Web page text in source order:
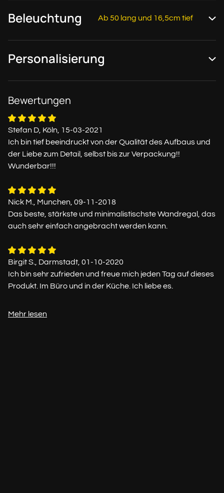
Beleuchtung Ab 50 lang und 16,5cm tief
Personalisierung
Bewertungen
Stefan D, Köln, 15-03-2021
Ich bin tief beeindruckt von der Qualität des Aufbaus und
der Liebe zum Detail, selbst bis zur Verpackung!!
Wunderbar!!!
Nick M., Munchen, 09-11-2018
Das beste, stärkste und minimalistischste Wandregal, das
auch sehr einfach angebracht werden kann.
Birgit S., Darmstadt, 01-10-2020
Ich bin sehr zufrieden und freue mich jeden Tag auf dieses
Produkt. Im Büro und in der Küche. Ich liebe es.
Mehr lesen